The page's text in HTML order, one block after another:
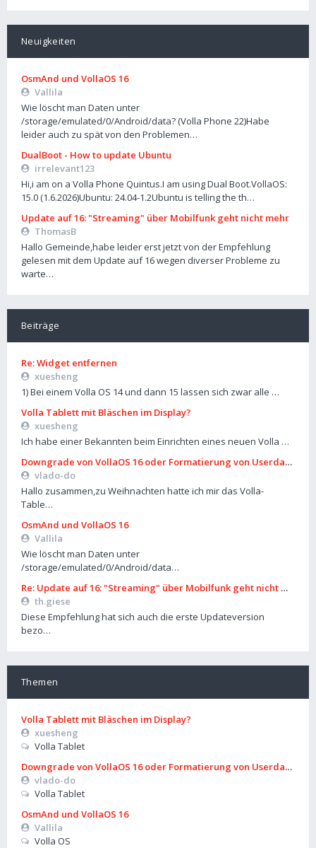
Neuigkeiten
OsmAnd und VollaOS 16
Vallila
Wie löscht man Daten unter
/storage/emulated/0/Android/data? (Volla Phone 22)Habe
leider auch zu spät von den Problemen…
DualBoot - How to update Ubuntu
irrelevant123
Hi,i am on a Volla Phone Quintus.I am using Dual Boot.VollaOS:
15.0 (1.6.2026)Ubuntu: 24.04-1.2Ubuntu is telling the th…
Update auf 16: "Streaming" über Mobilfunk geht nicht mehr
ThomasB
Hallo Gemeinde,habe leider erst jetzt von der Empfehlung
gelesen mit dem Update auf 16 wegen diverser Probleme zu
warte…
Beiträge
Re: Widget entfernen
xuesheng
1) Bei einem Volla OS 14 und dann 15 lassen sich zwar alle …
Volla Tablett mit Bläschen im Display?
xuesheng
Ich habe einer Bekannten beim Einrichten eines neuen Volla …
Downgrade von VollaOS 16 oder Formatierung von Userdata
vlado-do
Hallo zusammen,zu Weihnachten hatte ich mir das Volla-
Table…
OsmAnd und VollaOS 16
Vallila
Wie löscht man Daten unter
/storage/emulated/0/Android/data…
Re: Update auf 16: "Streaming" über Mobilfunk geht nicht mehr
th.giese
Diese Empfehlung hat sich auch die erste Updateversion
bezo…
Themen
Volla Tablett mit Bläschen im Display?
xuesheng
Volla Tablet
Downgrade von VollaOS 16 oder Formatierung von Userdata
vlado-do
Volla Tablet
OsmAnd und VollaOS 16
Vallila
Volla OS